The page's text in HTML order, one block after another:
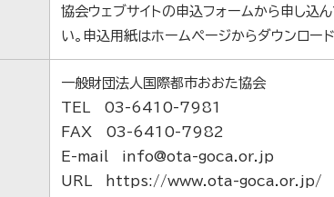
協会ウェブサイトの申込フォームから申し込
い。申込用紙はホームページからダウンロー
一般財団法人国際都市おおた協会
TEL 03-6410-7981
FAX 03-6410-7982
E-mail info@ota-goca.or.jp
URL https://www.ota-goca.or.jp/